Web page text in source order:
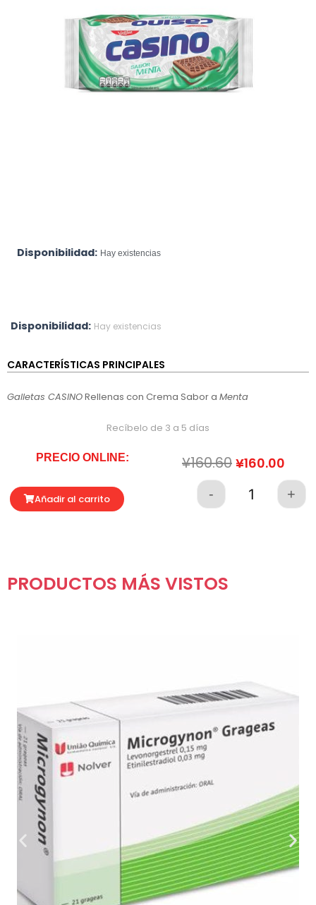
Disponibilidad: Hay existencias
Disponibilidad: Hay existencias
CARACTERÍSTICAS PRINCIPALES
Galletas CASINORellenas con Crema Sabor a Menta
Recíbelo de 3 a 5 días
PRECIO ONLINE: ¥160.60El
precio
original
¥160.00
es:
Quantity
- +
Añadir al carrito
PRODUCTOS MÁS VISTOS